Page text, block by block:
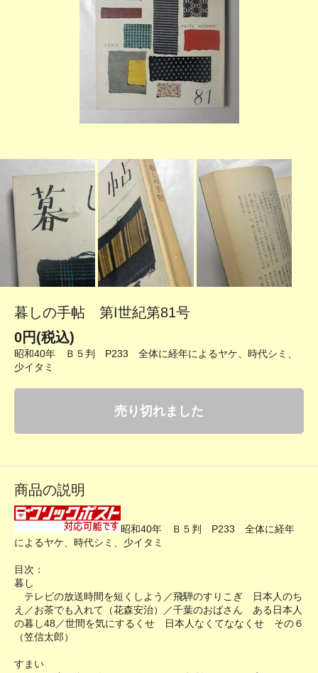
暮しの手帖 第I世紀第81号
0円(税込)
昭和40年 Ｂ５判 P233 全体に経年によるヤケ、時代シミ、
少イタミ
売り切れました
商品の説明
昭和40年 Ｂ５判 P233 全体に経年
によるヤケ、時代シミ、少イタミ
目次：
暮し
テレビの放送時間を短くしよう／飛騨のすりこぎ 日本人のち
え／お茶でも入れて（花森安治）／千葉のおばさん ある日本人
の暮し48／世間を気にするくせ 日本人なくてななくせ その６
（笠信太郎）
すまい